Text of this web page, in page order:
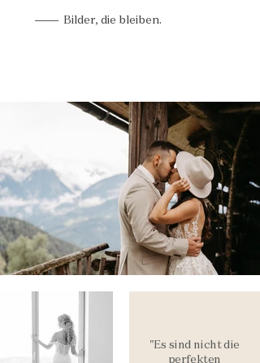
"Es sind nicht die
perfekten
Bilder, die bleiben.